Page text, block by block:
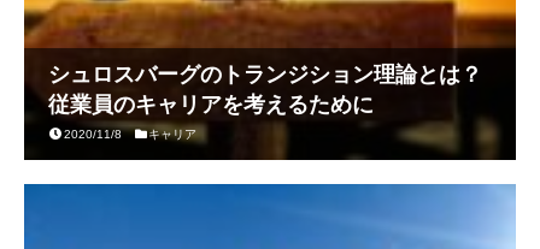
シュロスバーグのトランジション理論とは？
従業員のキャリアを考えるために
2020/11/8 キャリア